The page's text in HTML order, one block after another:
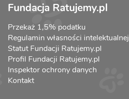
Fundacja Ratujemy.pl
Przekaż 1,5% podatku
Regulamin własności intelektualnej
Statut Fundacji Ratujemy.pl
Profil Fundacji Ratujemy.pl
Inspektor ochrony danych
Kontakt